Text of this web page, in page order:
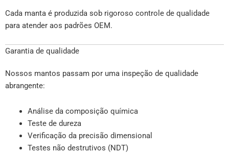
Cada manta é produzida sob rigoroso controle de qualidade
para atender aos padrões OEM.
Garantia de qualidade
Nossos mantos passam por uma inspeção de qualidade
abrangente:
Análise da composição química
Teste de dureza
Verificação da precisão dimensional
Testes não destrutivos (NDT)